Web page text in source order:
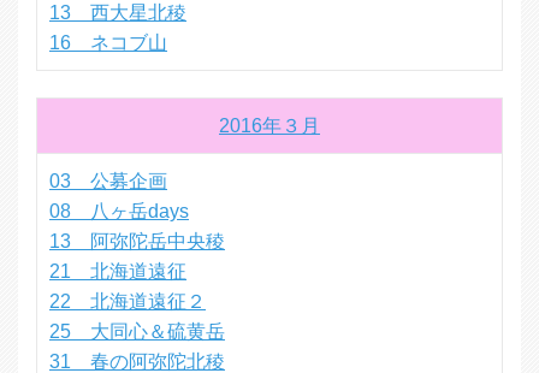
13 西大星北稜
16 ネコブ山
2016年３月
03 公募企画
08 八ヶ岳days
13 阿弥陀岳中央稜
21 北海道遠征
22 北海道遠征２
25 大同心＆硫黄岳
31 春の阿弥陀北稜